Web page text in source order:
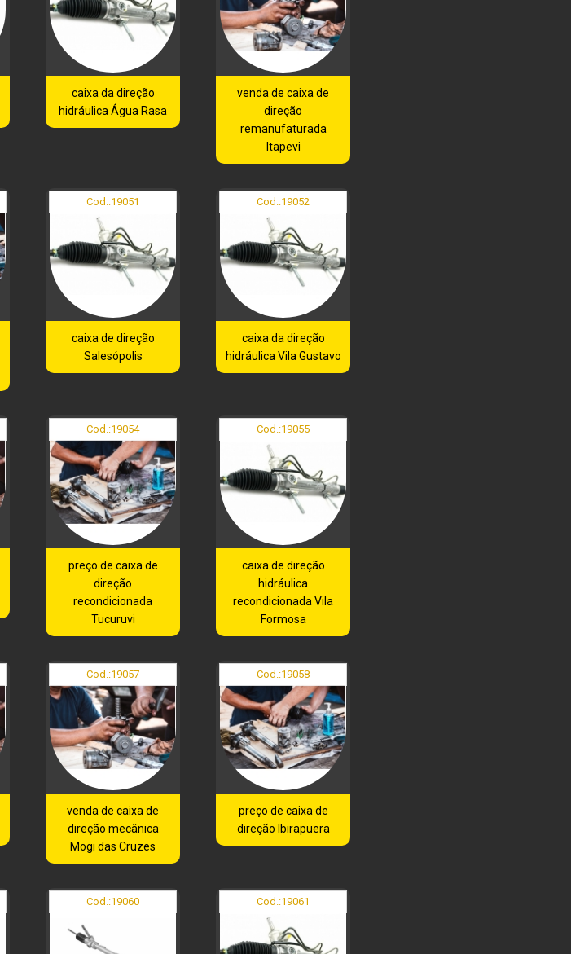
caixa da direção
hidráulica Água Rasa
venda de caixa de
direção
remanufaturada
Itapevi
Cod.:19051
caixa de direção
Salesópolis
Cod.:19052
caixa da direção
hidráulica Vila Gustavo
Cod.:19054
preço de caixa de
direção
recondicionada
Tucuruvi
Cod.:19055
caixa de direção
hidráulica
recondicionada Vila
Formosa
Cod.:19057
venda de caixa de
direção mecânica
Mogi das Cruzes
Cod.:19058
preço de caixa de
direção Ibirapuera
Cod.:19060 Cod.:19061